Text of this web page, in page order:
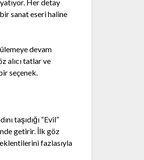
Her detay
sanat eseri haline
devam
alıcı tatlar ve
seçenek.
taşıdığı “Evil”
getirir. İlk göz
fazlasıyla